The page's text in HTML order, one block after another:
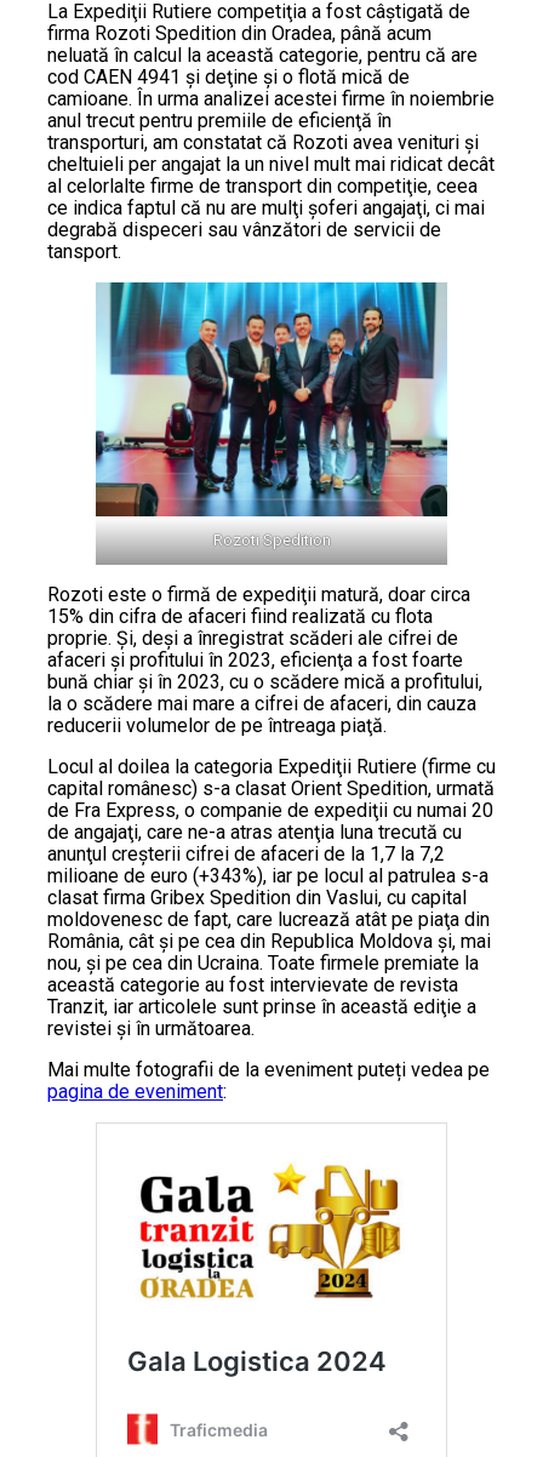
La Expediţii Rutiere competiţia a fost câştigată de
firma Rozoti Spedition din Oradea, până acum
neluată în calcul la această categorie, pentru că are
cod CAEN 4941 şi deţine şi o flotă mică de
camioane. În urma analizei acestei firme în noiembrie
anul trecut pentru premiile de eficienţă în
transporturi, am constatat că Rozoti avea venituri şi
cheltuieli per angajat la un nivel mult mai ridicat decât
al celorlalte firme de transport din competiţie, ceea
ce indica faptul că nu are mulţi şoferi angajaţi, ci mai
degrabă dispeceri sau vânzători de servicii de
tansport.
Rozoti Spedition
Rozoti este o firmă de expediţii matură, doar circa
15% din cifra de afaceri fiind realizată cu flota
proprie. Şi, deşi a înregistrat scăderi ale cifrei de
afaceri şi profitului în 2023, eficienţa a fost foarte
bună chiar şi în 2023, cu o scădere mică a profitului,
la o scădere mai mare a cifrei de afaceri, din cauza
reducerii volumelor de pe întreaga piaţă.
Locul al doilea la categoria Expediţii Rutiere (firme cu
capital românesc) s-a clasat Orient Spedition, urmată
de Fra Express, o companie de expediţii cu numai 20
de angajaţi, care ne-a atras atenţia luna trecută cu
anunţul creşterii cifrei de afaceri de la 1,7 la 7,2
milioane de euro (+343%), iar pe locul al patrulea s-a
clasat firma Gribex Spedition din Vaslui, cu capital
moldovenesc de fapt, care lucrează atât pe piaţa din
România, cât şi pe cea din Republica Moldova şi, mai
nou, şi pe cea din Ucraina. Toate firmele premiate la
această categorie au fost intervievate de revista
Tranzit, iar articolele sunt prinse în această ediţie a
revistei şi în următoarea.
Mai multe fotografii de la eveniment puteți vedea pe
pagina de eveniment: